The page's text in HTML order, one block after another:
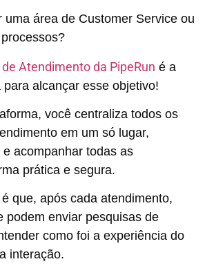
uma área de Customer Service ou
de Atendimento da PipeRun é a
alcançar esse objetivo!
você centraliza todos os
em um só lugar,
acompanhar todas as
prática e segura.
que, após cada atendimento,
podem enviar pesquisas de
como foi a experiência do
interação.